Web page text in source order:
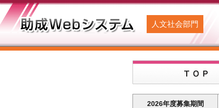
人文社会部門
2026年度募集期間